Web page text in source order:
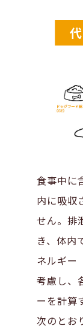
食事中に
内に吸収
せん。排
き、体内
ネルギー
考慮し、
ーを計算
次のとお